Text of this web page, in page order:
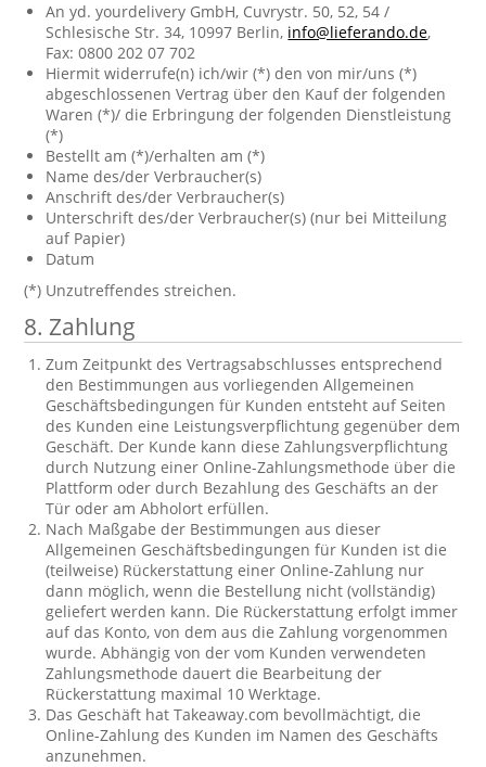
An yd. yourdelivery GmbH, Cuvrystr. 50, 52, 54 /
Schlesische Str. 34, 10997 Berlin, info@lieferando.de,
Fax: 0800 202 07 702
Hiermit widerrufe(n) ich/wir (*) den von mir/uns (*)
abgeschlossenen Vertrag über den Kauf der folgenden
Waren (*)/ die Erbringung der folgenden Dienstleistung
(*)
Bestellt am (*)/erhalten am (*)
Name des/der Verbraucher(s)
Anschrift des/der Verbraucher(s)
Unterschrift des/der Verbraucher(s) (nur bei Mitteilung
auf Papier)
Datum
(*) Unzutreffendes streichen.
8. Zahlung
Zum Zeitpunkt des Vertragsabschlusses entsprechend
den Bestimmungen aus vorliegenden Allgemeinen
Geschäftsbedingungen für Kunden entsteht auf Seiten
des Kunden eine Leistungsverpflichtung gegenüber dem
Geschäft. Der Kunde kann diese Zahlungsverpflichtung
durch Nutzung einer Online-Zahlungsmethode über die
Plattform oder durch Bezahlung des Geschäfts an der
Tür oder am Abholort erfüllen.
Nach Maßgabe der Bestimmungen aus dieser
Allgemeinen Geschäftsbedingungen für Kunden ist die
(teilweise) Rückerstattung einer Online-Zahlung nur
dann möglich, wenn die Bestellung nicht (vollständig)
geliefert werden kann. Die Rückerstattung erfolgt immer
auf das Konto, von dem aus die Zahlung vorgenommen
wurde. Abhängig von der vom Kunden verwendeten
Zahlungsmethode dauert die Bearbeitung der
Rückerstattung maximal 10 Werktage.
Das Geschäft hat Takeaway.com bevollmächtigt, die
Online-Zahlung des Kunden im Namen des Geschäfts
anzunehmen.